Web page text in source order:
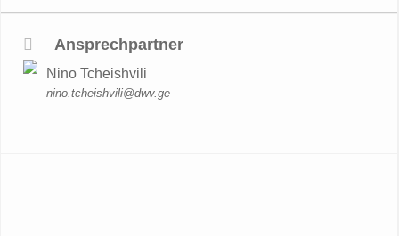
Ansprechpartner
Nino Tcheishvili
nino.tcheishvili@dwv.ge